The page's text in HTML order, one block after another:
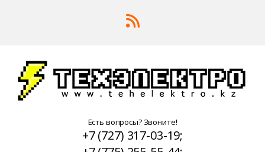
Есть вопросы? Звоните!
+7 (727) 317-03-19;